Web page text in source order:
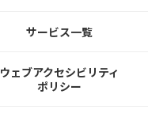
サービス一覧
ウェブアクセシビリティ
ポリシー